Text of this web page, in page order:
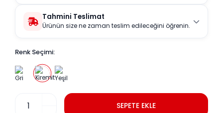
Tahmini Teslimat
Ürünün size ne zaman teslim edileceğini öğrenin.
Renk Seçimi:
SEPETE EKLE